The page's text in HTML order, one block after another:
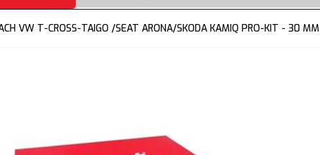
VW T-CROSS-TAIGO /SEAT ARONA/SKODA KAMIQ PRO-KIT - 30 MM